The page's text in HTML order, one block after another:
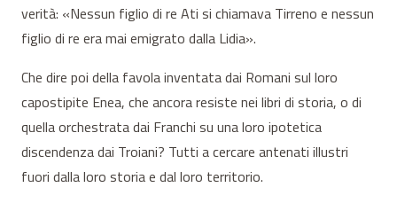
verità: «Nessun figlio di re Ati si chiamava Tirreno e nessun
figlio di re era mai emigrato dalla Lidia».
Che dire poi della favola inventata dai Romani sul loro
capostipite Enea, che ancora resiste nei libri di storia, o di
quella orchestrata dai Franchi su una loro ipotetica
discendenza dai Troiani? Tutti a cercare antenati illustri
fuori dalla loro storia e dal loro territorio.